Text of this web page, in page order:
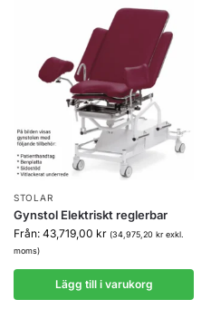
STOLAR
Gynstol Elektriskt reglerbar
Från: 43,719,00 kr (34,975,20 krexkl.
moms)
Lägg till i varukorg